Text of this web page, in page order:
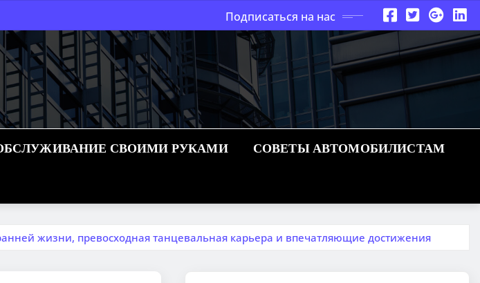
Подписаться на нас
СВОИМИ РУКАМИ СОВЕТЫ АВТОМОБИЛИСТАМ
жизни, превосходная танцевальная карьера и впечатляющие достижения